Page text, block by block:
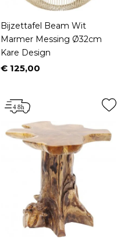
Bijzettafel Beam Wit
Marmer Messing Ø32cm
Kare Design
Prijs
€ 125,00